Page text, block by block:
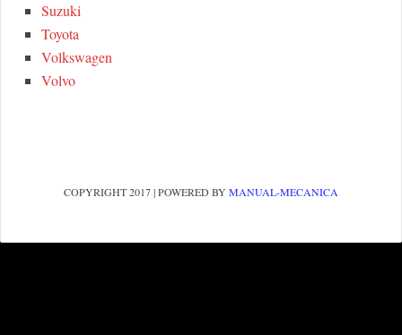
Suzuki
Toyota
Volkswagen
Volvo
COPYRIGHT 2017 | POWERED BYMANUAL-MECANICA